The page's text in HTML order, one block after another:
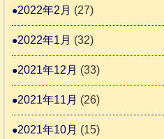
2022年2月 (27)
2022年1月 (32)
2021年12月 (33)
2021年11月 (26)
2021年10月 (15)